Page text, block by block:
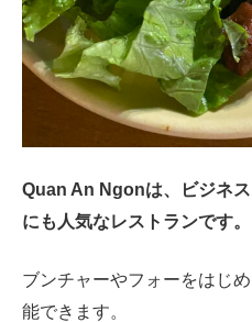
Quan An Ngonは、ビジネ
にも人気なレストランです。
ブンチャーやフォーをはじ
能できます。